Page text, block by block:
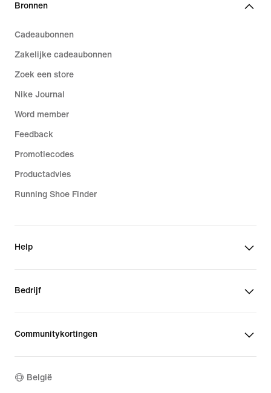
Bronnen
Cadeaubonnen
Zakelijke cadeaubonnen
Zoek een store
Nike Journal
Word member
Feedback
Promotiecodes
Productadvies
Running Shoe Finder
Help
Bedrijf
Communitykortingen
België